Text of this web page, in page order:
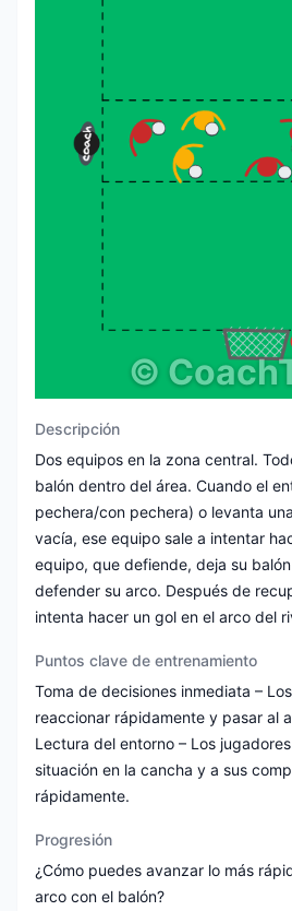
©
Descripción
Dos equipos en la zona central.
balón dentro del área. Cuando el
pechera/con pechera) o levanta
vacía, ese equipo sale a intentar
equipo, que defiende, deja su
defender su arco. Después de
intenta hacer un gol en el arco del
Puntos clave de entrenamiento
Toma de decisiones inmediata –
reaccionar rápidamente y pasar al
Lectura del entorno – Los
situación en la cancha y a sus
rápidamente.
Progresión
¿Cómo puedes avanzar lo más
arco con el balón?